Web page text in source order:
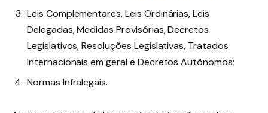
Leis Complementares, Leis Ordinárias, Leis
Delegadas, Medidas Provisórias, Decretos
Legislativos, Resoluções Legislativas, Tratados
Internacionais em geral e Decretos Autônomos;
Normas Infralegais.